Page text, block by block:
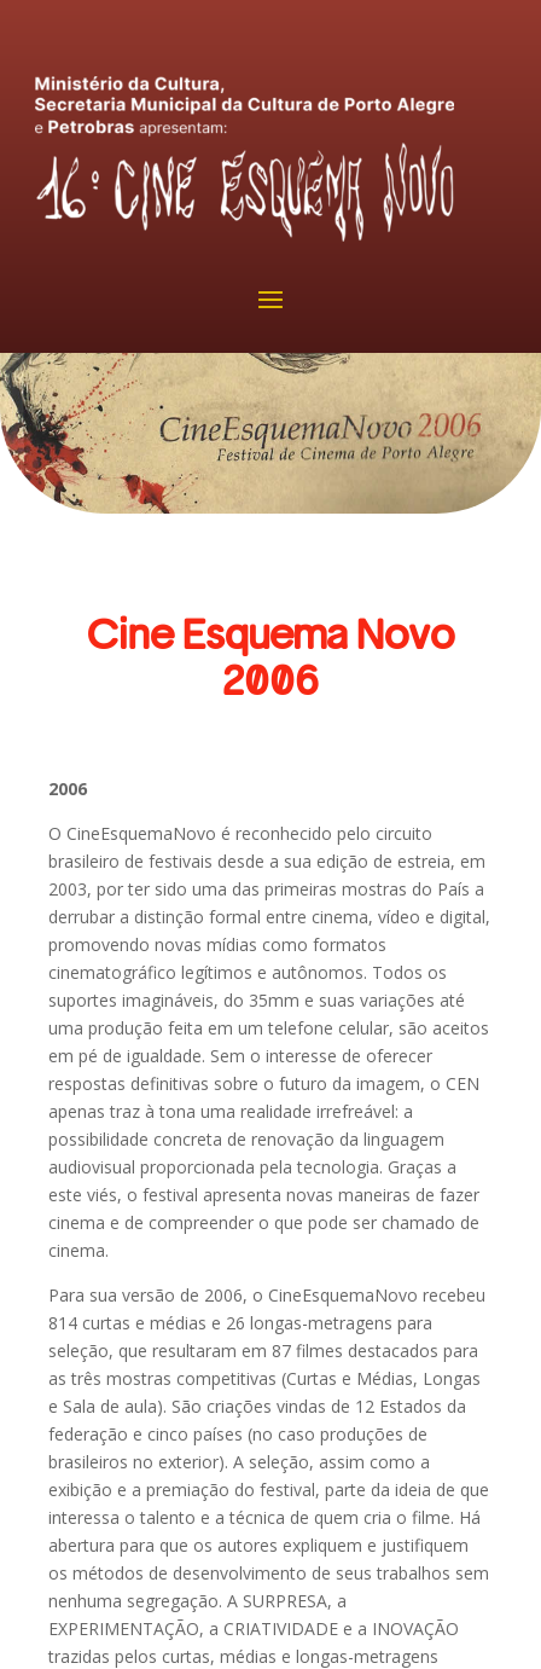
Cine Esquema Novo
2006
2006
O CineEsquemaNovo é reconhecido pelo circuito
brasileiro de festivais desde a sua edição de estreia, em
2003, por ter sido uma das primeiras mostras do País a
derrubar a distinção formal entre cinema, vídeo e digital,
promovendo novas mídias como formatos
cinematográfico legítimos e autônomos. Todos os
suportes imagináveis, do 35mm e suas variações até
uma produção feita em um telefone celular, são aceitos
em pé de igualdade. Sem o interesse de oferecer
respostas definitivas sobre o futuro da imagem, o CEN
apenas traz à tona uma realidade irrefreável: a
possibilidade concreta de renovação da linguagem
audiovisual proporcionada pela tecnologia. Graças a
este viés, o festival apresenta novas maneiras de fazer
cinema e de compreender o que pode ser chamado de
cinema.
Para sua versão de 2006, o CineEsquemaNovo recebeu
814 curtas e médias e 26 longas-metragens para
seleção, que resultaram em 87 filmes destacados para
as três mostras competitivas (Curtas e Médias, Longas
e Sala de aula). São criações vindas de 12 Estados da
federação e cinco países (no caso produções de
brasileiros no exterior). A seleção, assim como a
exibição e a premiação do festival, parte da ideia de que
interessa o talento e a técnica de quem cria o filme. Há
abertura para que os autores expliquem e justifiquem
os métodos de desenvolvimento de seus trabalhos sem
nenhuma segregação. A SURPRESA, a
EXPERIMENTAÇÃO, a CRIATIVIDADE e a INOVAÇÃO
trazidas pelos curtas, médias e longas-metragens